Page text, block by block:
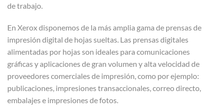
de trabajo.
En Xerox disponemos de la más amplia gama de prensas de
impresión digital de hojas sueltas. Las prensas digitales
alimentadas por hojas son ideales para comunicaciones
gráficas y aplicaciones de gran volumen y alta velocidad de
proveedores comerciales de impresión, como por ejemplo:
publicaciones, impresiones transaccionales, correo directo,
embalajes e impresiones de fotos.